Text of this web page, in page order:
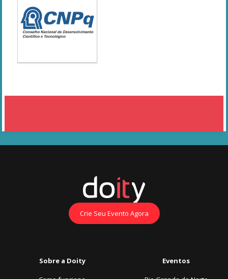
Crie Seu Evento Agora
Sobre a Doity Eventos